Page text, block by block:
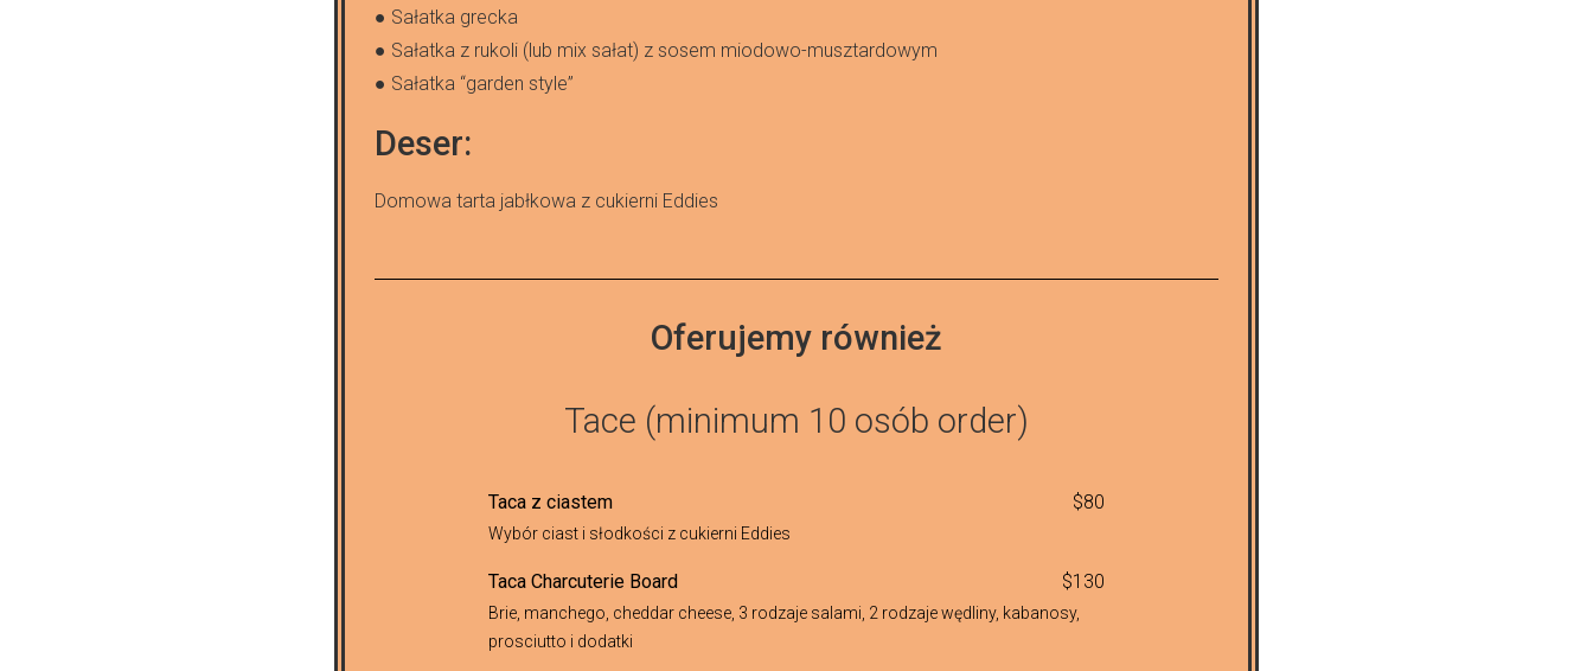
● Sałatka grecka
● Sałatka z rukoli (lub mix sałat) z sosem miodowo-musztardowym
● Sałatka “garden style”
Deser:
Domowa tarta jabłkowa z cukierni Eddies
Oferujemy również
Tace (minimum 10 osób order)
Taca z ciastem $80
Wybór ciast i słodkości z cukierni Eddies
Taca Charcuterie Board $130
Brie, manchego, cheddar cheese, 3 rodzaje salami, 2 rodzaje wędliny, kabanosy,
prosciutto i dodatki